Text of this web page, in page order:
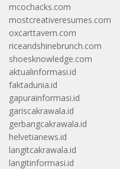
mcochacks.com
mostcreativeresumes.com
oxcarttavern.com
riceandshinebrunch.com
shoesknowledge.com
aktualinformasi.id
faktadunia.id
gapurainformasi.id
gariscakrawala.id
gerbangcakrawala.id
helvetianews.id
langitcakrawala.id
langitinformasi.id